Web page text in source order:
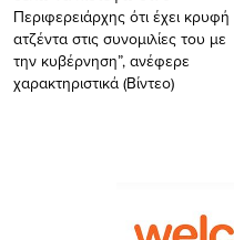
Περιφερειάρχης ότι έχει κρυφή
ατζέντα στις συνομιλίες του με
την κυβέρνηση”, ανέφερε
χαρακτηριστικά (Βίντεο)